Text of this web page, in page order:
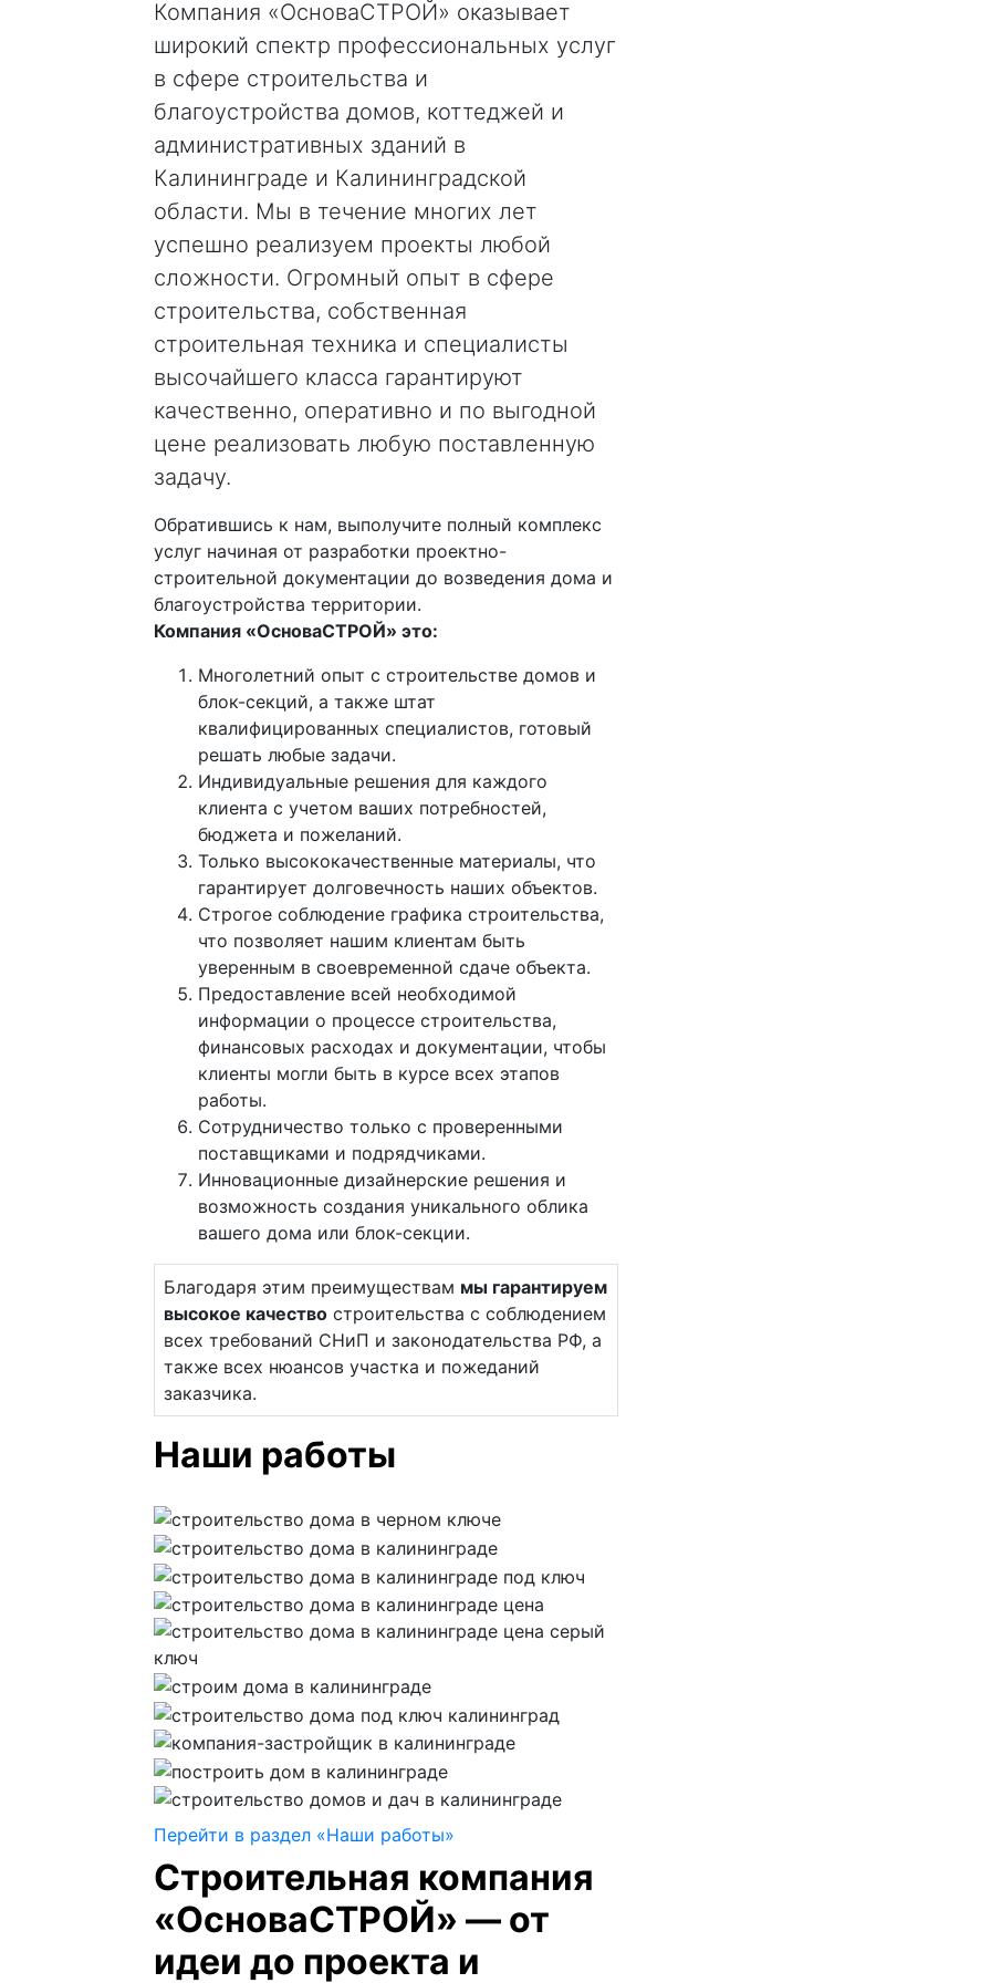
Компания «ОсноваСТРОЙ» оказывает
широкий спектр профессиональных услуг
в сфере строительства и
благоустройства домов, коттеджей и
административных зданий в
Калининграде и Калининградской
области. Мы в течение многих лет
успешно реализуем проекты любой
сложности. Огромный опыт в сфере
строительства, собственная
строительная техника и специалисты
высочайшего класса гарантируют
качественно, оперативно и по выгодной
цене реализовать любую поставленную
задачу.
Обратившись к нам, выполучите полный комплекс
услуг начиная от разработки проектно-
строительной документации до возведения дома и
благоустройства территории.
Компания «ОсноваСТРОЙ» это:
Многолетний опыт с строительстве домов и
блок-секций, а также штат
квалифицированных специалистов, готовый
решать любые задачи.
Индивидуальные решения для каждого
клиента с учетом ваших потребностей,
бюджета и пожеланий.
Только высококачественные материалы, что
гарантирует долговечность наших объектов.
Строгое соблюдение графика строительства,
что позволяет нашим клиентам быть
уверенным в своевременной сдаче объекта.
Предоставление всей необходимой
информации о процессе строительства,
финансовых расходах и документации, чтобы
клиенты могли быть в курсе всех этапов
работы.
Сотрудничество только с проверенными
поставщиками и подрядчиками.
Инновационные дизайнерские решения и
возможность создания уникального облика
вашего дома или блок-секции.
Благодаря этим преимуществам мы гарантируем
высокое качествостроительства с соблюдением
всех требований СНиП и законодательства РФ, а
также всех нюансов участка и пожеданий
заказчика.
Наши работы
Перейти в раздел «Наши работы»
Строительная компания
«ОсноваСТРОЙ» — от
идеи до проекта и